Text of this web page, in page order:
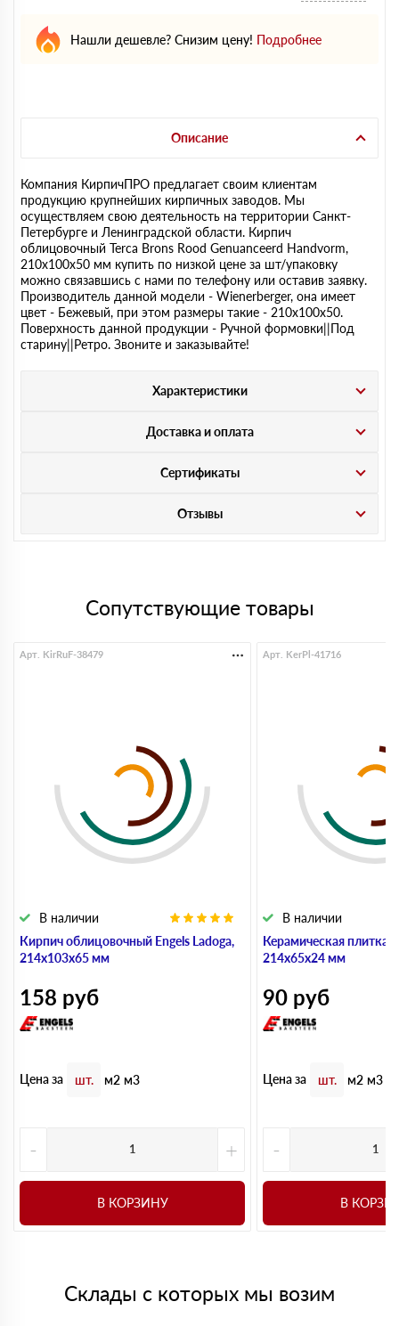
Нашли дешевле? Снизим цену! Подробнее
Описание
Компания КирпичПРО предлагает своим клиентам
продукцию крупнейших кирпичных заводов. Мы
осуществляем свою деятельность на территории Санкт-
Петербурге и Ленинградской области. Кирпич
облицовочный Terca Brons Rood Genuanceerd Handvorm,
210х100х50 мм купить по низкой цене за шт/упаковку
можно связавшись с нами по телефону или оставив заявку.
Производитель данной модели - Wienerberger, она имеет
цвет - Бежевый, при этом размеры такие - 210х100х50.
Поверхность данной продукции - Ручной формовки||Под
старину||Ретро. Звоните и заказывайте!
Характеристики
Доставка и оплата
Сертификаты
Отзывы
Сопутствующие товары
Кирпич облицовочный Engels Ladoga,
214х103х65 мм
В наличии
Арт. KirRuF-38479
158 руб
Цена за шт. м2 м3
- +
В КОРЗИНУ
Керамическая плитка
214х65х24 мм
В наличии
Арт. KerPl-41716
90 руб
Цена за шт. м2 м3
-
В
Склады с которых мы возим